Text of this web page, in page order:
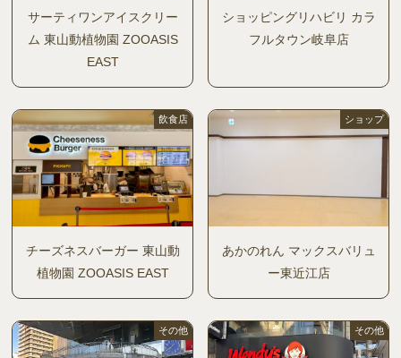
サーティワンアイスクリー
ム 東山動植物園 ZOOASIS
EAST
ショッピングリハビリ カラ
フルタウン岐阜店
飲食店
チーズネスバーガー 東山動
植物園 ZOOASIS EAST
ショップ
あかのれん マックスバリュ
ー東近江店
その他 その他